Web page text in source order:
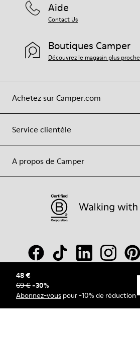
48 €
69 €-30%
Abonnez-vous pour -10% de réduction
Achetez sur Camper.com
Service clientèle
A propos de Camper
Aide
Contact Us
Boutiques Camper
Découvrez le magasin plus proche
© Camper, 2026